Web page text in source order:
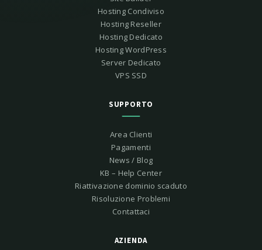
Hosting Condiviso
Hosting Reseller
Hosting Dedicato
Hosting WordPress
Server Dedicato
VPS SSD
SUPPORTO
Area Clienti
Pagamenti
News / Blog
KB – Help Center
Riattivazione dominio scaduto
Risoluzione Problemi
Contattaci
AZIENDA